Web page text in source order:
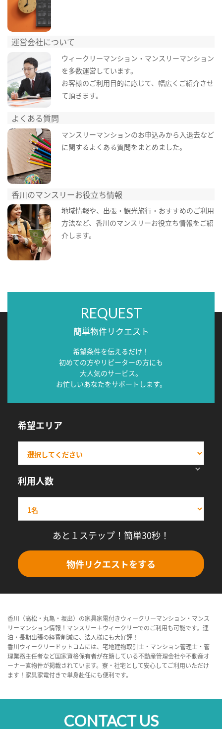
運営会社について
ウィークリーマンション・マンスリーマンション
を多数運営しています。
お客様のご利用目的に応じて、幅広くご紹介させ
て頂きます。
よくある質問
マンスリーマンションのお申込みから入退去など
に関するよくある質問をまとめました。
香川のマンスリーお役立ち情報
地域情報や、出張・観光旅行・おすすめのご利用
方法など、香川のマンスリーお役立ち情報をご紹
介します。
REQUEST
簡単物件リクエスト
希望条件を伝えるだけ！
初めての方やリピーターの方にも
大人気のサービス。
お忙しいあなたをサポートします。
希望エリア
利用人数
あと１ステップ！簡単30秒！
物件リクエストをする
香川（高松・丸亀・坂出）の家具家電付きウィークリーマンション・マンス
リーマンション情報！マンスリー＋ウィークリーでのご利用も可能です。連
泊・長期出張の経費削減に、法人様にも大好評！
香川ウィークリードットコムには、宅地建物取引士・マンション管理士・管
理業務主任者など国家資格保有者が在籍している不動産管理会社や不動産オ
ーナー直物件が掲載されています。寮・社宅として安心してご利用いただけ
ます！家具家電付きで単身赴任にも便利です。
CONTACT US